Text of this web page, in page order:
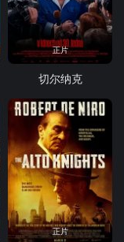
正片
切尔纳克
正片